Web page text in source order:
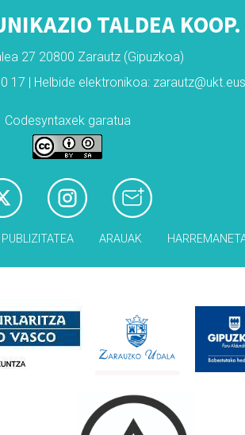
TALDEA
27 20800 Zarautz (Gipuzkoa)
17 | Helbide elektronikoa: zarautz@ukt.eus
Codesyntaxek garatua
PUBLIZITATEA ARAUAK